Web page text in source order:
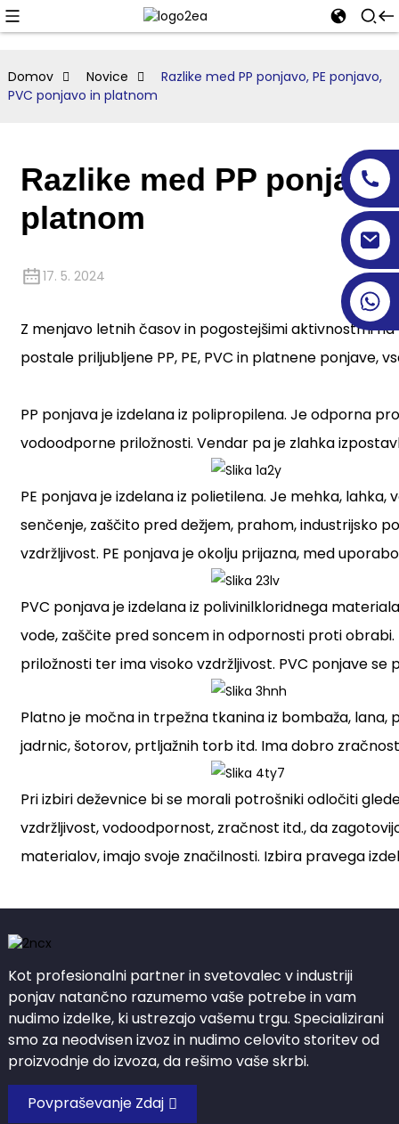
Domov Novice
Razlike med PP ponjavo, PE ponjavo,
PVC ponjavo in platnom
Razlike med PP
platnom
17. 5. 2024
Z menjavo letnih časov in pogostejšimi aktivnostmi
postale priljubljene PP, PE, PVC in platnene ponjave,
PP ponjava je izdelana iz polipropilena. Je odporna
vodoodporne priložnosti. Vendar pa je zlahka
PE ponjava je izdelana iz polietilena. Je mehka,
senčenje, zaščito pred dežjem, prahom, industrijsko
vzdržljivost. PE ponjava je okolju prijazna, med
PVC ponjava je izdelana iz polivinilkloridnega
vode, zaščite pred soncem in odpornosti proti
priložnosti ter ima visoko vzdržljivost. PVC ponjave
Platno je močna in trpežna tkanina iz bombaža,
jadrnic, šotorov, prtljažnih torb itd. Ima dobro
Pri izbiri deževnice bi se morali potrošniki odločiti
vzdržljivost, vodoodpornost, zračnost itd., da
materialov, imajo svoje značilnosti. Izbira pravega
Kot profesionalni partner in svetovalec v industriji
ponjav natančno razumemo vaše potrebe in vam
nudimo izdelke, ki ustrezajo vašemu trgu. Specializirani
smo za neodvisen izvoz in nudimo celovito storitev od
proizvodnje do izvoza, da rešimo vaše skrbi.
Povpraševanje Zdaj